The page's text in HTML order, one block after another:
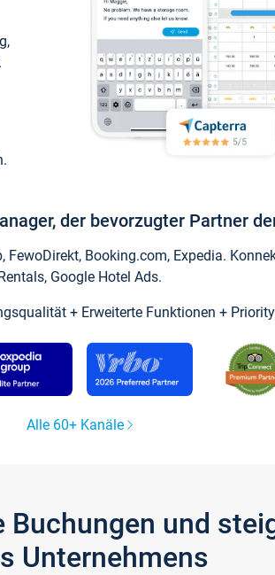
der bevorzugter Partner
Booking.com, Expedia.
Google Hotel Ads.
+ Erweiterte Funktionen +
Alle 60+ Kanäle
Buchungen und
Unternehmens